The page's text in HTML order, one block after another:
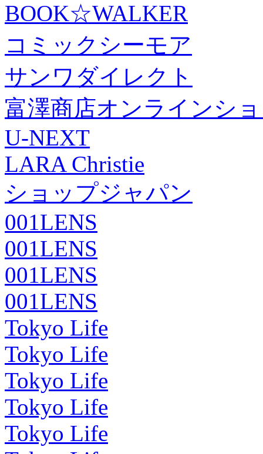
BOOK☆WALKER
コミックシーモア
サンワダイレクト
富澤商店オンラインシ
U-NEXT
LARA Christie
ショップジャパン
001LENS
001LENS
001LENS
001LENS
Tokyo Life
Tokyo Life
Tokyo Life
Tokyo Life
Tokyo Life